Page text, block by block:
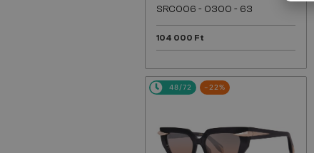
SRC006 - 0300 - 63
104 000 Ft
48/72 -22%